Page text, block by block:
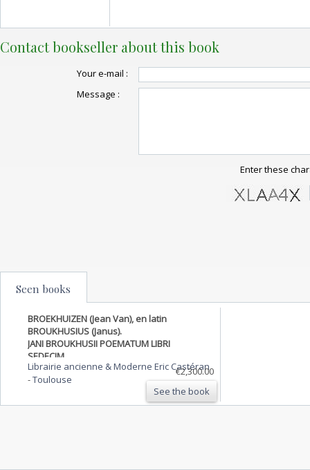
Contact bookseller about this book
Your e-mail :
Message :
Enter these
Seen books
BROEKHUIZEN (Jean Van), en latin
BROUKHUSIUS (Janus).
JANI BROUKHUSII POEMATUM LIBRI
SEDECIM.
Librairie ancienne & Moderne Eric Castéran
-Toulouse
€2,300.00
See the book